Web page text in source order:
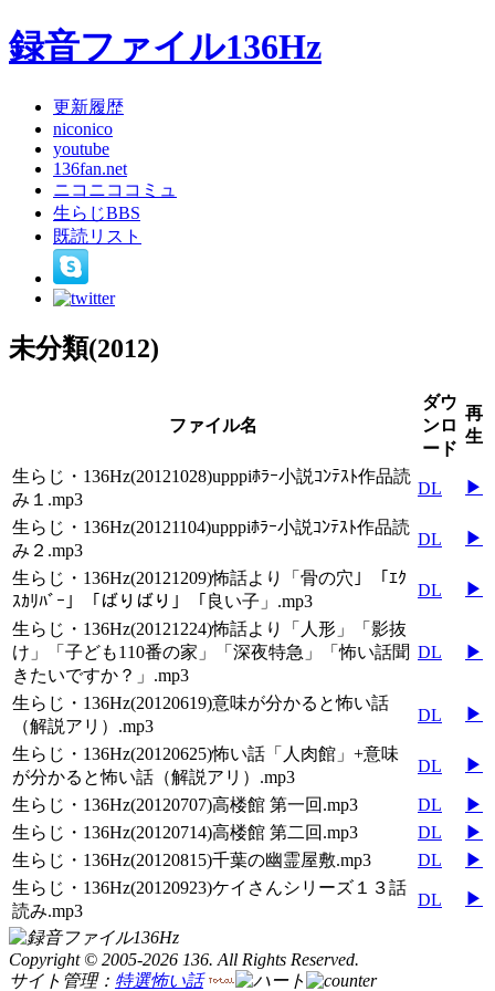
録音ファイル136Hz
更新履歴
niconico
youtube
136fan.net
ニコニココミュ
生らじBBS
既読リスト
未分類(2012)
ファイル名
ダウ
ンロ
ード
再
生
生らじ・136Hz(20121028)upppiﾎﾗｰ小説ｺﾝﾃｽﾄ作品読
み１.mp3
DL ▶
生らじ・136Hz(20121104)upppiﾎﾗｰ小説ｺﾝﾃｽﾄ作品読
み２.mp3
DL ▶
生らじ・136Hz(20121209)怖話より「骨の穴」「ｴｸ
ｽｶﾘﾊﾞｰ」「ばりばり」「良い子」.mp3
DL ▶
生らじ・136Hz(20121224)怖話より「人形」「影抜
け」「子ども110番の家」「深夜特急」「怖い話聞
きたいですか？」.mp3
DL ▶
生らじ・136Hz(20120619)意味が分かると怖い話
（解説アリ）.mp3
DL ▶
生らじ・136Hz(20120625)怖い話「人肉館」+意味
が分かると怖い話（解説アリ）.mp3
DL ▶
生らじ・136Hz(20120707)高楼館 第一回.mp3 DL
▶
生らじ・136Hz(20120714)高楼館 第二回.mp3
DL
▶
生らじ・136Hz(20120815)千葉の幽霊屋敷.mp3
DL
▶
生らじ・136Hz(20120923)ケイさんシリーズ１３話
読み.mp3
DL ▶
Copyright © 2005-2026 136. All Rights Reserved.
サイト管理： 特選怖い話